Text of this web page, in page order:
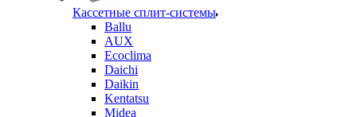
Кассетные сплит-системы
Ballu
AUX
Ecoclima
Daichi
Daikin
Kentatsu
Midea